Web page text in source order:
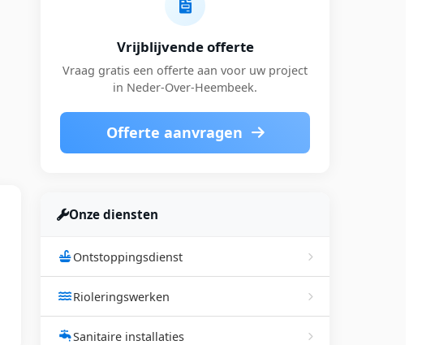
Vrijblijvende offerte
Vraag gratis een offerte aan voor uw project
in Neder-Over-Heembeek.
Offerte aanvragen
Onze diensten
Ontstoppingsdienst
Rioleringswerken
Sanitaire installaties